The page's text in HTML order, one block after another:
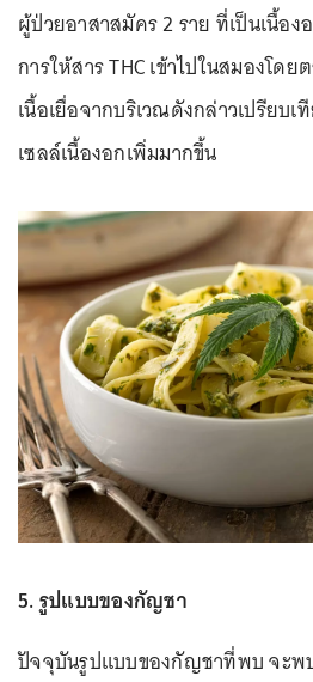
ผู้ป่วยอาสาสมัคร 2 ราย ที่เป็นเนื้อง
การให้สาร THC เข้าไปในสมองโด
เนื้อเยื่อจากบริเวณดังกล่าวเปรียบ
เซลล์เนื้องอกเพิ่มมากขึ้น
5. รูปแบบของกัญชา
ปัจจุบันรูปแบบของกัญชาที่พบ จะ